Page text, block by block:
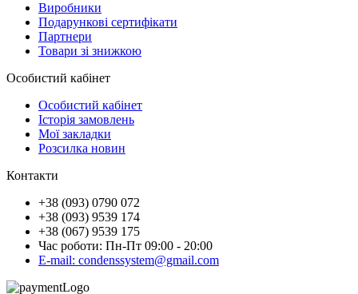
Виробники
Подарункові сертифікати
Партнери
Товари зі знижкою
Особистий кабінет
Особистий кабінет
Історія замовлень
Мої закладки
Розсилка новин
Контакти
+38 (093) 0790 072
+38 (093) 9539 174
+38 (067) 9539 175
Час роботи: Пн-Пт 09:00 - 20:00
E-mail: condenssystem@gmail.com